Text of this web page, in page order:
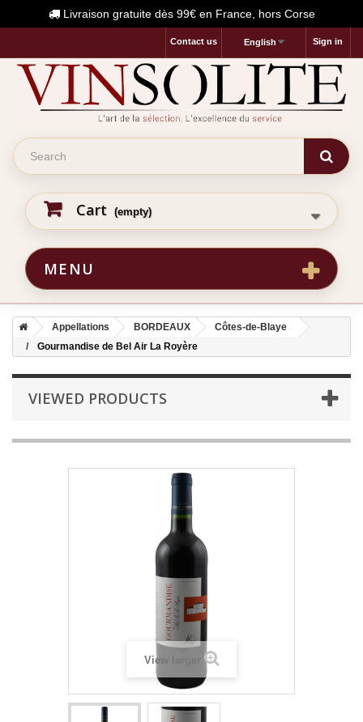
Livraison gratuite dès 99€ en France, hors Corse
Sign in
English
Contact us
Cart (empty)
MENU
Appellations BORDEAUX
Côtes-de-Blaye
Gourmandise de Bel Air La Royère
VIEWED PRODUCTS
View larger